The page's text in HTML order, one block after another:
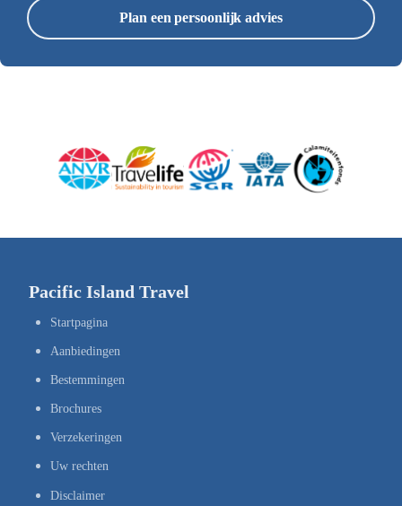
Plan een persoonlijk advies
Pacific Island Travel
Startpagina
Aanbiedingen
Bestemmingen
Brochures
Verzekeringen
Uw rechten
Disclaimer